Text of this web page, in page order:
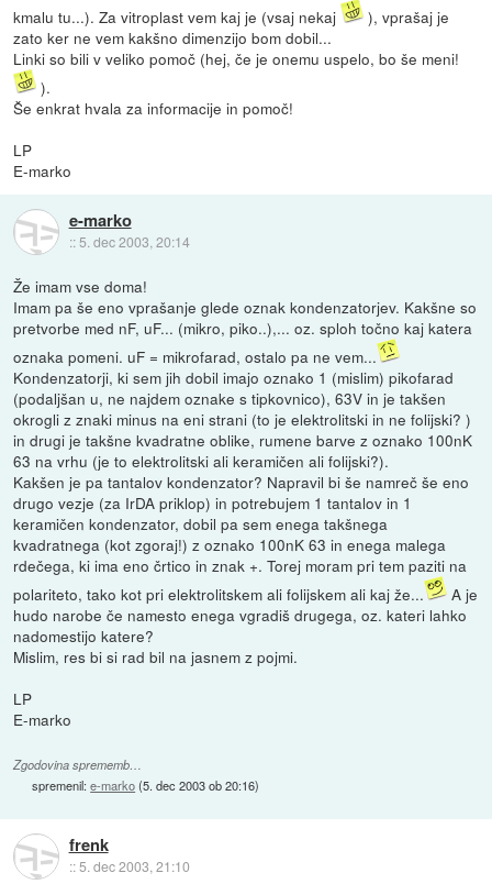
kmalu tu...). Za vitroplast vem kaj je (vsaj nekaj
), vprašaj je
zato ker ne vem kakšno dimenzijo bom dobil...
Linki so bili v veliko pomoč (hej, če je onemu uspelo, bo še meni!
).
Še enkrat hvala za informacije in pomoč!
LP
E-marko
e-marko
:: 5. dec 2003, 20:14
Že imam vse doma!
Imam pa še eno vprašanje glede oznak kondenzatorjev. Kakšne so
pretvorbe med nF, uF... (mikro, piko..),... oz. sploh točno kaj katera
oznaka pomeni. uF = mikrofarad, ostalo pa ne vem...
Kondenzatorji, ki sem jih dobil imajo oznako 1 (mislim) pikofarad
(podaljšan u, ne najdem oznake s tipkovnico), 63V in je takšen
okrogli z znaki minus na eni strani (to je elektrolitski in ne folijski? )
in drugi je takšne kvadratne oblike, rumene barve z oznako 100nK
63 na vrhu (je to elektrolitski ali keramičen ali folijski?).
Kakšen je pa tantalov kondenzator? Napravil bi še namreč še eno
drugo vezje (za IrDA priklop) in potrebujem 1 tantalov in 1
keramičen kondenzator, dobil pa sem enega takšnega
kvadratnega (kot zgoraj!) z oznako 100nK 63 in enega malega
rdečega, ki ima eno črtico in znak +. Torej moram pri tem paziti na
polariteto, tako kot pri elektrolitskem ali folijskem ali kaj že...
A je
hudo narobe če namesto enega vgradiš drugega, oz. kateri lahko
nadomestijo katere?
Mislim, res bi si rad bil na jasnem z pojmi.
LP
E-marko
Zgodovina sprememb…
spremenil:e-marko(5. dec 2003 ob 20:16)
frenk
::5. dec 2003, 21:10